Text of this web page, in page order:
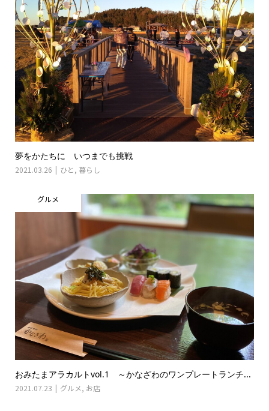
夢をかたちに いつまでも挑戦
2021.03.26 ひと , 暮らし
グルメ
おみたまアラカルトvol.1 ～かなざわのワンプレートランチ...
2021.07.23 グルメ, お店